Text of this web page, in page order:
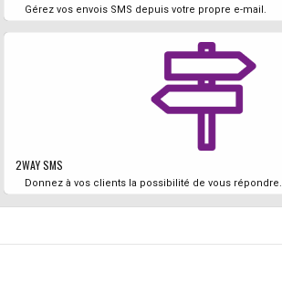
Gérez vos envois SMS depuis votre propre e-mail.
2WAY SMS
Donnez à vos clients la possibilité de vous répondre.